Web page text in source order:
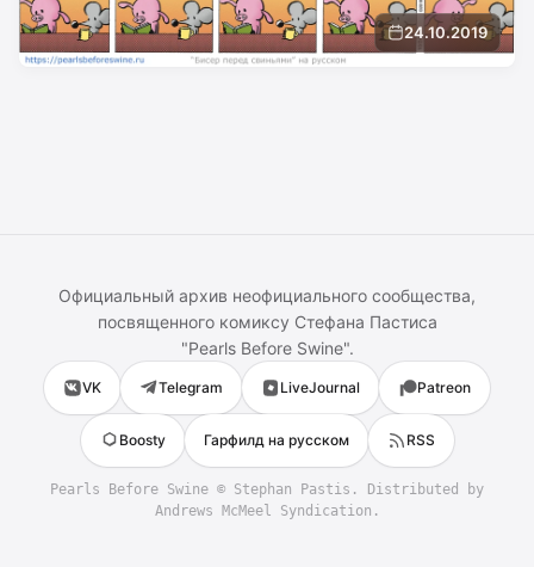
24.10.2019
Официальный архив неофициального сообщества,
посвященного комиксу Стефана Пастиса
"Pearls Before Swine".
VK Telegram LiveJournal Patreon
Boosty Гарфилд на русском RSS
Pearls Before Swine © Stephan Pastis . Distributed by
Andrews McMeel Syndication.